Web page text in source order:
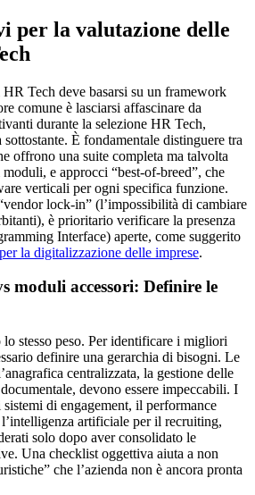
per la valutazione delle
Tech deve basarsi su un framework
comune è lasciarsi affascinare da
durante la selezione HR Tech,
sottostante. È fondamentale distinguere tra
offrono una suite completa ma talvolta
e approcci “best-of-breed”, che
verticali per ogni specifica funzione.
lock-in” (l’impossibilità di cambiare
è prioritario verificare la presenza
Interface) aperte, come suggerito
la digitalizzazione delle imprese.
moduli accessori: Definire le
stesso peso. Per identificare i migliori
definire una gerarchia di bisogni. Le
centralizzata, la gestione delle
devono essere impeccabili. I
di engagement, il performance
artificiale per il recruiting,
solo dopo aver consolidato le
Una checklist oggettiva aiuta a non
che l’azienda non è ancora pronta